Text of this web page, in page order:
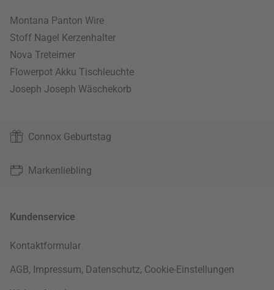
Montana Panton Wire
Stoff Nagel Kerzenhalter
Nova Treteimer
Flowerpot Akku Tischleuchte
Joseph Joseph Wäschekorb
Connox Geburtstag
Markenliebling
Kundenservice
Kontaktformular
AGB, Impressum, Datenschutz, Cookie-Einstellungen